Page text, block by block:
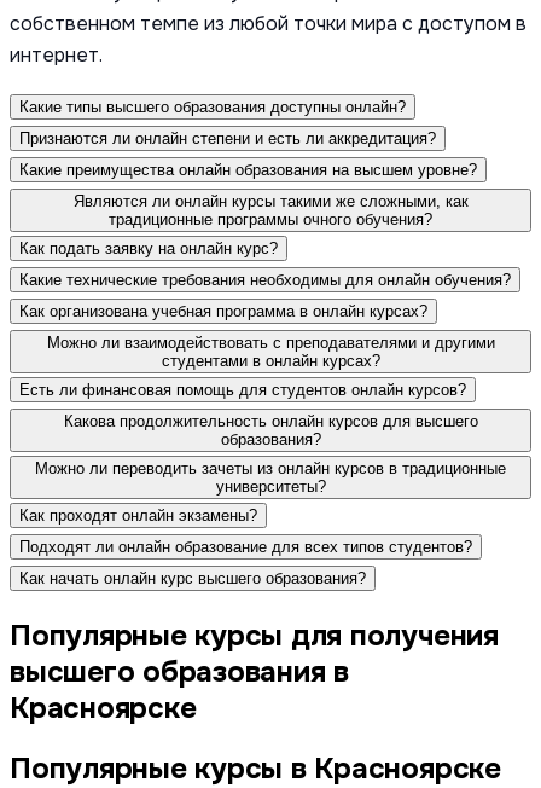
собственном темпе из любой точки мира с доступом в
интернет.
Какие типы высшего образования доступны онлайн?
Признаются ли онлайн степени и есть ли аккредитация?
Какие преимущества онлайн образования на высшем уровне?
Являются ли онлайн курсы такими же сложными, как
традиционные программы очного обучения?
Как подать заявку на онлайн курс?
Какие технические требования необходимы для онлайн обучения?
Как организована учебная программа в онлайн курсах?
Можно ли взаимодействовать с преподавателями и другими
студентами в онлайн курсах?
Есть ли финансовая помощь для студентов онлайн курсов?
Какова продолжительность онлайн курсов для высшего
образования?
Можно ли переводить зачеты из онлайн курсов в традиционные
университеты?
Как проходят онлайн экзамены?
Подходят ли онлайн образование для всех типов студентов?
Как начать онлайн курс высшего образования?
Популярные курсы для получения
высшего образования в
Красноярске
Популярные курсы в Красноярске